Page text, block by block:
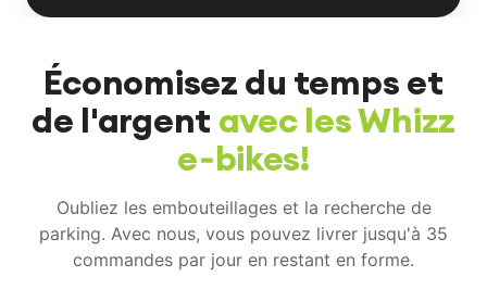
Économisez du temps et
de l'argent avec les Whizz
e‑bikes!
Oubliez les embouteillages et la recherche de
parking. Avec nous, vous pouvez livrer jusqu'à 35
commandes par jour en restant en forme.